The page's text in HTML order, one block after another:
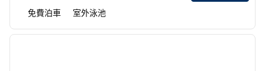
免費泊車 室外泳池
第 1 頁，共 12 頁
下一